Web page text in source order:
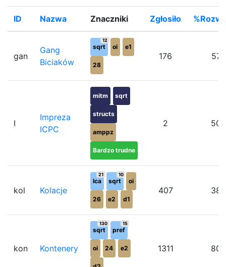
ID Nazwa Znaczniki Zgłosiło
gan
Gang
Biciaków
sqrt
12
oi e1
28
176
I
Impreza
ICPC
mitm sqrt
structs
amppz
Bardzo trudne
2
kol Kolacje
lca
21
sqrt
10
oi
26 e2 d1
407
kon Kontenery
sqrt
130
pref
15
oi 24 e2 1311